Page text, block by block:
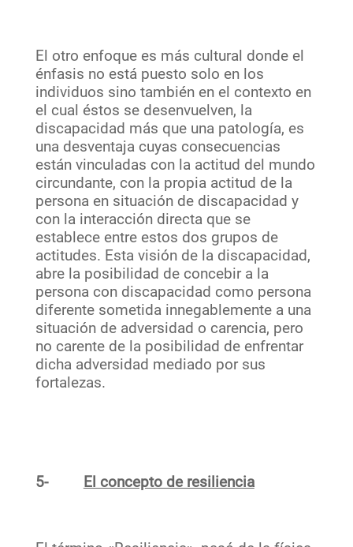
El otro enfoque es más cultural donde el
énfasis no está puesto solo en los
individuos sino también en el contexto en
el cual éstos se desenvuelven, la
discapacidad más que una patología, es
una desventaja cuyas consecuencias
están vinculadas con la actitud del mundo
circundante, con la propia actitud de la
persona en situación de discapacidad y
con la interacción directa que se
establece entre estos dos grupos de
actitudes. Esta visión de la discapacidad,
abre la posibilidad de concebir a la
persona con discapacidad como persona
diferente sometida innegablemente a una
situación de adversidad o carencia, pero
no carente de la posibilidad de enfrentar
dicha adversidad mediado por sus
fortalezas.
5- El concepto de resiliencia